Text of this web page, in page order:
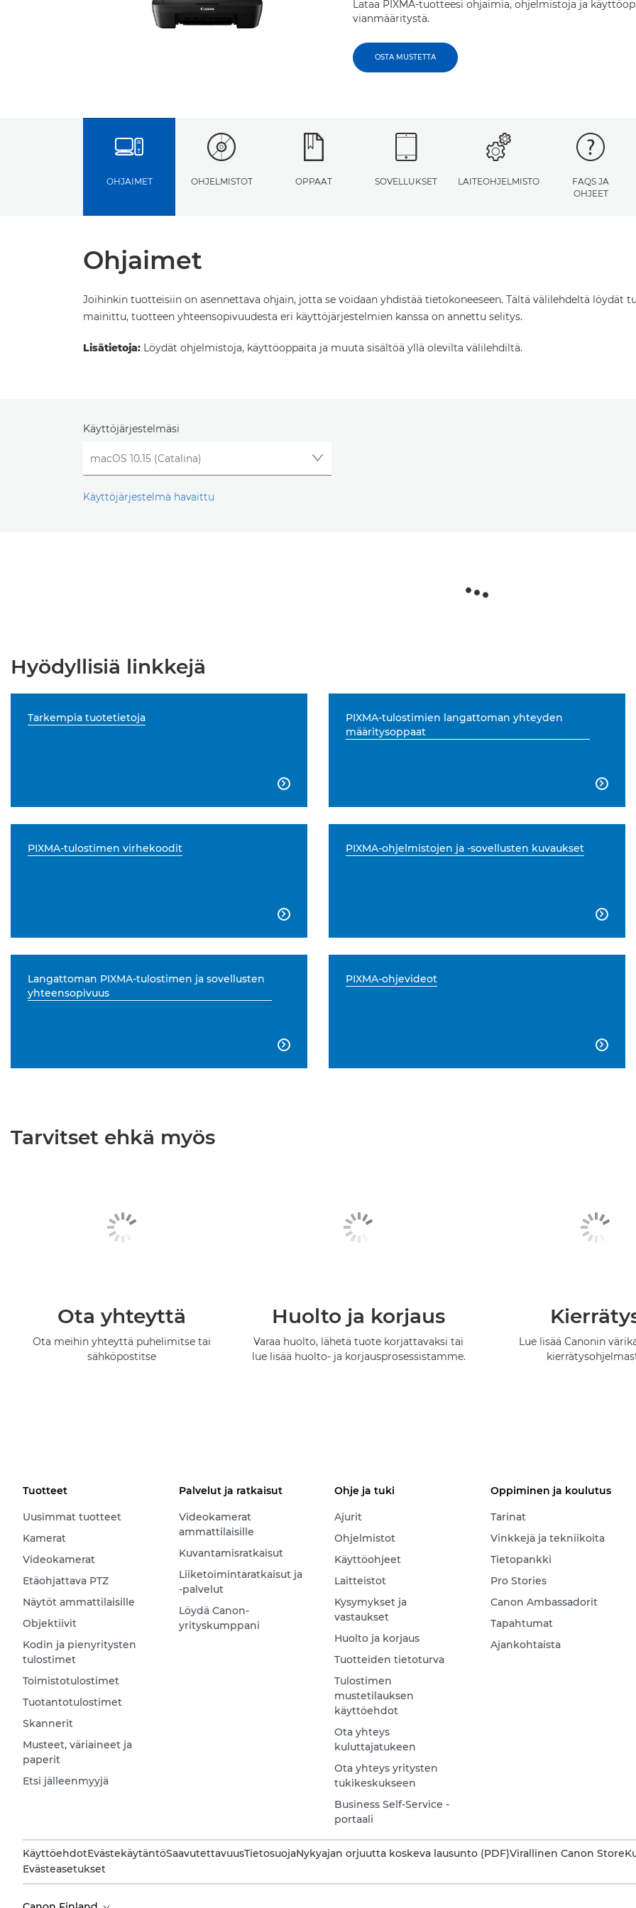
Lataa PIXMA-tuotteesi ohjaimia, ohjelmistoja ja
vianmääritystä.
OSTA MUSTETTA
OHJAIMET OHJELMISTOT OPPAAT SOVELLUKSET LAITEOHJELMISTO
FAQS JA
OHJEET
Ohjaimet
Joihinkin tuotteisiin on asennettava ohjain, jotta se voidaan yhdistää tietokoneeseen. Tältä välilehdeltä löydät
mainittu, tuotteen yhteensopivuudesta eri käyttöjärjestelmien kanssa on annettu selitys.
Lisätietoja: Löydät ohjelmistoja, käyttöoppaita ja muuta sisältöä yllä olevilta välilehdiltä.
Käyttöjärjestelmäsi
Käyttöjärjestelmä havaittu
Hyödyllisiä linkkejä
Tarkempia tuotetietoja

PIXMA-tulostimien langattoman yhteyden
määritysoppaat

PIXMA-tulostimen virhekoodit

PIXMA-ohjelmistojen ja -sovellusten kuvaukset

Langattoman PIXMA-tulostimen ja sovellusten
yhteensopivuus

PIXMA-ohjevideot

Tarvitset ehkä myös
Ota yhteyttä
Ota meihin yhteyttä puhelimitse tai
sähköpostitse
Huolto ja korjaus
Varaa huolto, lähetä tuote korjattavaksi tai
lue lisää huolto- ja korjausprosessistamme.
Lue lisää Canonin
Tuotteet
Uusimmat tuotteet
Kamerat
Videokamerat
Etäohjattava PTZ
Näytöt ammattilaisille
Objektiivit
Kodin ja pienyritysten
tulostimet
Toimistotulostimet
Tuotantotulostimet
Skannerit
Musteet, väriaineet ja
paperit
Etsi jälleenmyyjä
Palvelut ja ratkaisut
Videokamerat
ammattilaisille
Kuvantamisratkaisut
Liiketoimintaratkaisut ja
-palvelut
Löydä Canon-
yrityskumppani
Ohje ja tuki
Ajurit
Ohjelmistot
Käyttöohjeet
Laitteistot
Kysymykset ja
vastaukset
Huolto ja korjaus
Tuotteiden tietoturva
Tulostimen
mustetilauksen
käyttöehdot
Ota yhteys
kuluttajatukeen
Ota yhteys yritysten
tukikeskukseen
Business Self-Service -
portaali
Oppiminen ja koulutus
Tarinat
Vinkkejä ja tekniikoita
Tietopankki
Pro Stories
Canon Ambassadorit
Tapahtumat
Ajankohtaista
KäyttöehdotEvästekäytäntöSaavutettavuusTietosuojaNykyajan orjuutta koskeva lausunto (PDF)Virallinen Canon Store
Evästeasetukset